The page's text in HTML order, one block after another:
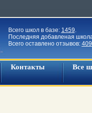
Всего школ в базе: 1459.
Последняя добавленая
Всего оставлено отзывов:
Контакты Все